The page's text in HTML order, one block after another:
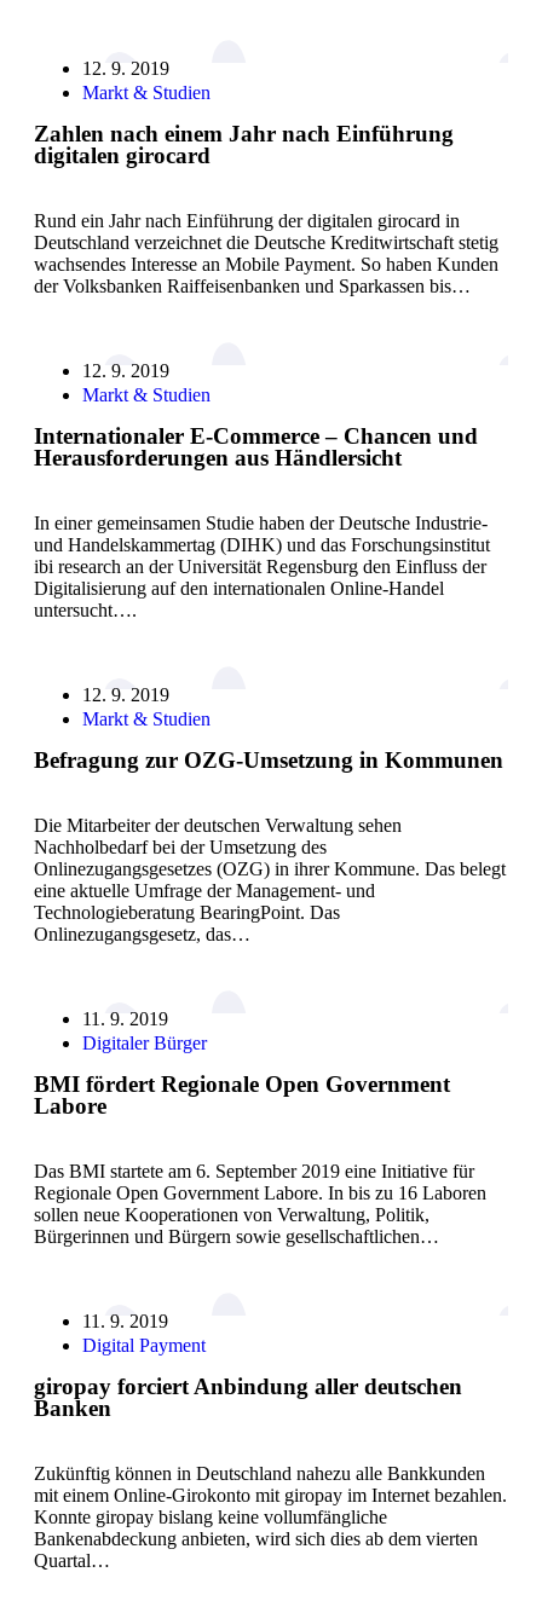
12. 9. 2019
Markt & Studien
Zahlen nach einem Jahr nach Einführung
digitalen girocard
Rund ein Jahr nach Einführung der digitalen girocard in
Deutschland verzeichnet die Deutsche Kreditwirtschaft stetig
wachsendes Interesse an Mobile Payment. So haben Kunden
der Volksbanken Raiffeisenbanken und Sparkassen bis…
12. 9. 2019
Markt & Studien
Internationaler E-Commerce – Chancen und
Herausforderungen aus Händlersicht
In einer gemeinsamen Studie haben der Deutsche Industrie-
und Handelskammertag (DIHK) und das Forschungsinstitut
ibi research an der Universität Regensburg den Einfluss der
Digitalisierung auf den internationalen Online-Handel
untersucht….
12. 9. 2019
Markt & Studien
Befragung zur OZG-Umsetzung in Kommunen
Die Mitarbeiter der deutschen Verwaltung sehen
Nachholbedarf bei der Umsetzung des
Onlinezugangsgesetzes (OZG) in ihrer Kommune. Das belegt
eine aktuelle Umfrage der Management- und
Technologieberatung BearingPoint. Das
Onlinezugangsgesetz, das…
11. 9. 2019
Digitaler Bürger
BMI fördert Regionale Open Government
Labore
Das BMI startete am 6. September 2019 eine Initiative für
Regionale Open Government Labore. In bis zu 16 Laboren
sollen neue Kooperationen von Verwaltung, Politik,
Bürgerinnen und Bürgern sowie gesellschaftlichen…
11. 9. 2019
Digital Payment
giropay forciert Anbindung aller deutschen
Banken
Zukünftig können in Deutschland nahezu alle Bankkunden
mit einem Online-Girokonto mit giropay im Internet bezahlen.
Konnte giropay bislang keine vollumfängliche
Bankenabdeckung anbieten, wird sich dies ab dem vierten
Quartal…